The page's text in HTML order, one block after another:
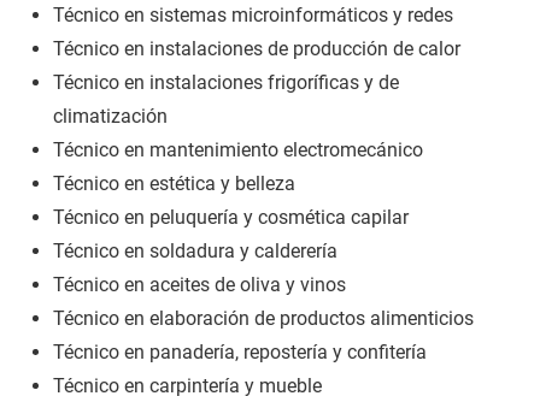
Técnico en sistemas microinformáticos y redes
Técnico en instalaciones de producción de calor
Técnico en instalaciones frigoríficas y de
climatización
Técnico en mantenimiento electromecánico
Técnico en estética y belleza
Técnico en peluquería y cosmética capilar
Técnico en soldadura y calderería
Técnico en aceites de oliva y vinos
Técnico en elaboración de productos alimenticios
Técnico en panadería, repostería y confitería
Técnico en carpintería y mueble